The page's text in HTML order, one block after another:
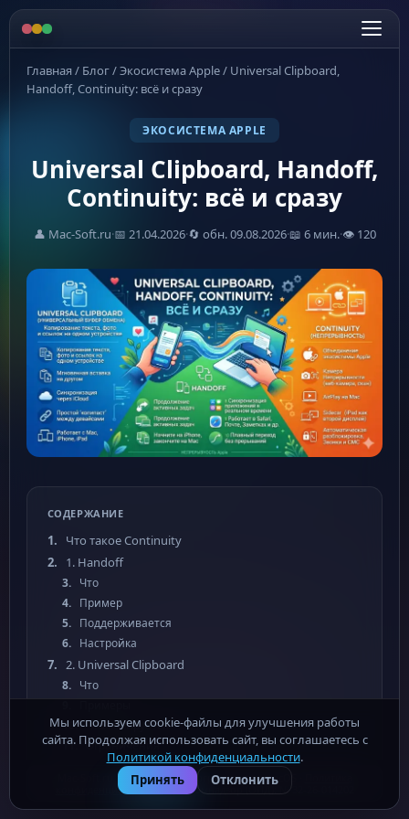
Главная/ Блог/Экосистема Apple/ Universal Clipboard,
Handoff, Continuity: всё и сразу
ЭКОСИСТЕМА APPLE
Universal Clipboard, Handoff,
Continuity: всё и сразу
👤 Mac-Soft.ru·📅 21.04.2026·🔄 обн. 09.08.2026·📖 6 мин.·👁 120
СОДЕРЖАНИЕ
Что такое Continuity
1. Handoff
Что
Пример
Поддерживается
Настройка
2. Universal Clipboard
Что
Что копируется
Ограничения
3. AirDrop
Скорость
Mac-Soft.ru - бесплатные программы для macOS ·
конфиденциальности
· Роскомнадзор (ОПД): № 32-26-014202
Мы используем cookie-файлы для улучшения работы
сайта. Продолжая использовать сайт, вы соглашаетесь с
Политикой конфиденциальности.
Принять
Отклонить